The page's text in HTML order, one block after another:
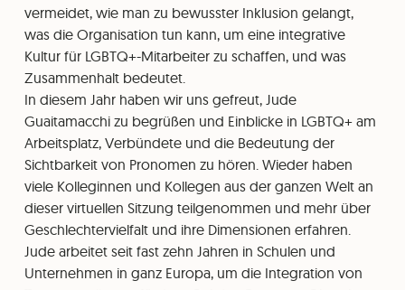
vermeidet, wie man zu bewusster Inklusion gelangt,
was die Organisation tun kann, um eine integrative
Kultur für LGBTQ+-Mitarbeiter zu schaffen, und was
Zusammenhalt bedeutet.
In diesem Jahr haben wir uns gefreut, Jude
Guaitamacchi zu begrüßen und Einblicke in LGBTQ+ am
Arbeitsplatz, Verbündete und die Bedeutung der
Sichtbarkeit von Pronomen zu hören. Wieder haben
viele Kolleginnen und Kollegen aus der ganzen Welt an
dieser virtuellen Sitzung teilgenommen und mehr über
Geschlechtervielfalt und ihre Dimensionen erfahren.
Jude arbeitet seit fast zehn Jahren in Schulen und
Unternehmen in ganz Europa, um die Integration von